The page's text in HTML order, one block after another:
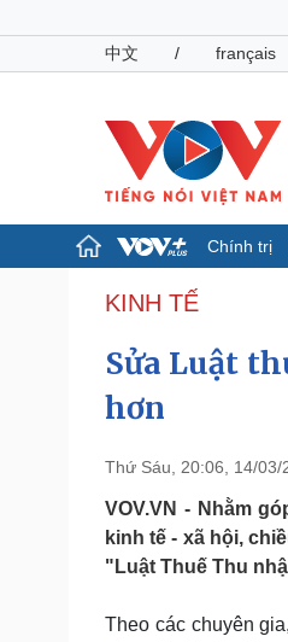
中文
/ français
Chính trị
Chính trị
Tổ chức nhân sự
Quốc hội
Nhận diện sự thật
Pháp luật
Vụ án
Tin nóng
Tư vấn luật
KINH TẾ
Sửa Luật
hơn
Thứ Sáu, 20:06, 14/03/
VOV.VN - Nhằm
kinh tế - xã hội,
"Luật Thuế Thu
Theo các chuyên